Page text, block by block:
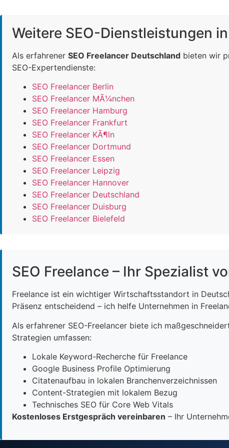
Weitere SEO-Dienstleistungen
Als erfahrener SEO Freelancer Deutschland bieten wir
SEO-Expertendienste:
SEO Freelancer Berlin
SEO Freelancer MÃ¼nchen
SEO Freelancer Hamburg
SEO Freelancer Frankfurt
SEO Freelancer KÃ¶ln
SEO Freelancer Dortmund
SEO Freelancer Essen
SEO Freelancer Leipzig
SEO Freelancer Hannover
SEO Freelancer Deutschland
SEO Freelancer Duisburg
SEO Freelancer Bielefeld
SEO Freelance – Ihr Spezialist
Freelance ist ein wichtiger Wirtschaftsstandort in
Präsenz entscheidend – ich helfe Unternehmen in
Als erfahrener SEO-Freelancer biete ich
Strategien umfassen:
Lokale Keyword-Recherche für Freelance
Google Business Profile Optimierung
Citatenaufbau in lokalen Branchenverzeichnissen
Content-Strategien mit lokalem Bezug
Technisches SEO für Core Web Vitals
Kostenloses Erstgespräch vereinbaren – Ihr